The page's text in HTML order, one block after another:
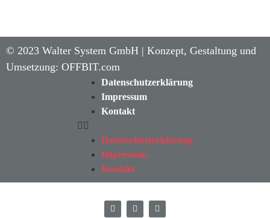
© 2023 Walter System GmbH | Konzept, Gestaltung und
Umsetzung: OFFBIT.com
Datenschutzerklärung
Impressum
Kontakt
Datenschutzerklärung
Impressum
Kontakt